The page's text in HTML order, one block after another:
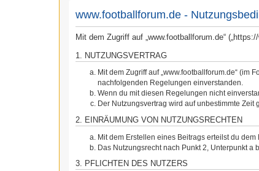
www.footballforum.de -
Mit dem Zugriff auf „www.footballforum.de“
1. NUTZUNGSVERTRAG
Mit dem Zugriff auf „www.footballforum.de“ (im
nachfolgenden Regelungen einverstanden.
Wenn du mit diesen Regelungen nicht
Der Nutzungsvertrag wird auf unbestimmte
2. EINRÄUMUNG VON NUTZUNGSRECHTEN
Mit dem Erstellen eines Beitrags erteilst du
Das Nutzungsrecht nach Punkt 2, Unterpunkt a
3. PFLICHTEN DES NUTZERS